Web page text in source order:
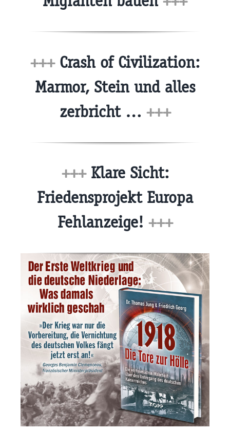
+++Crash of Civilization:
Marmor, Stein und alles
zerbricht … +++
+++Klare Sicht:
Friedensprojekt Europa
Fehlanzeige! +++